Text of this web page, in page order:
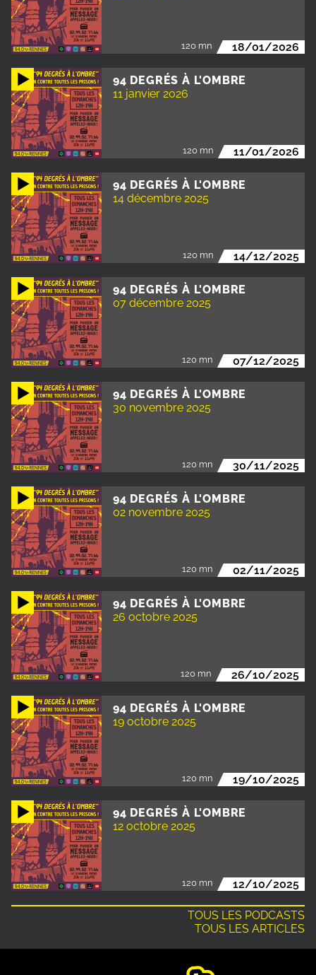
120 mn 18/01/2026
94 DEGRÉS À L'OMBRE
11 janvier 2026
120 mn 11/01/2026
94 DEGRÉS À L'OMBRE
14 décembre 2025
120 mn 14/12/2025
94 DEGRÉS À L'OMBRE
07 décembre 2025
120 mn 07/12/2025
94 DEGRÉS À L'OMBRE
30 novembre 2025
120 mn 30/11/2025
94 DEGRÉS À L'OMBRE
02 novembre 2025
120 mn 02/11/2025
94 DEGRÉS À L'OMBRE
26 octobre 2025
120 mn 26/10/2025
94 DEGRÉS À L'OMBRE
19 octobre 2025
120 mn 19/10/2025
94 DEGRÉS À L'OMBRE
12 octobre 2025
120 mn 12/10/2025
TOUS LES PODCASTS
TOUS LES ARTICLES